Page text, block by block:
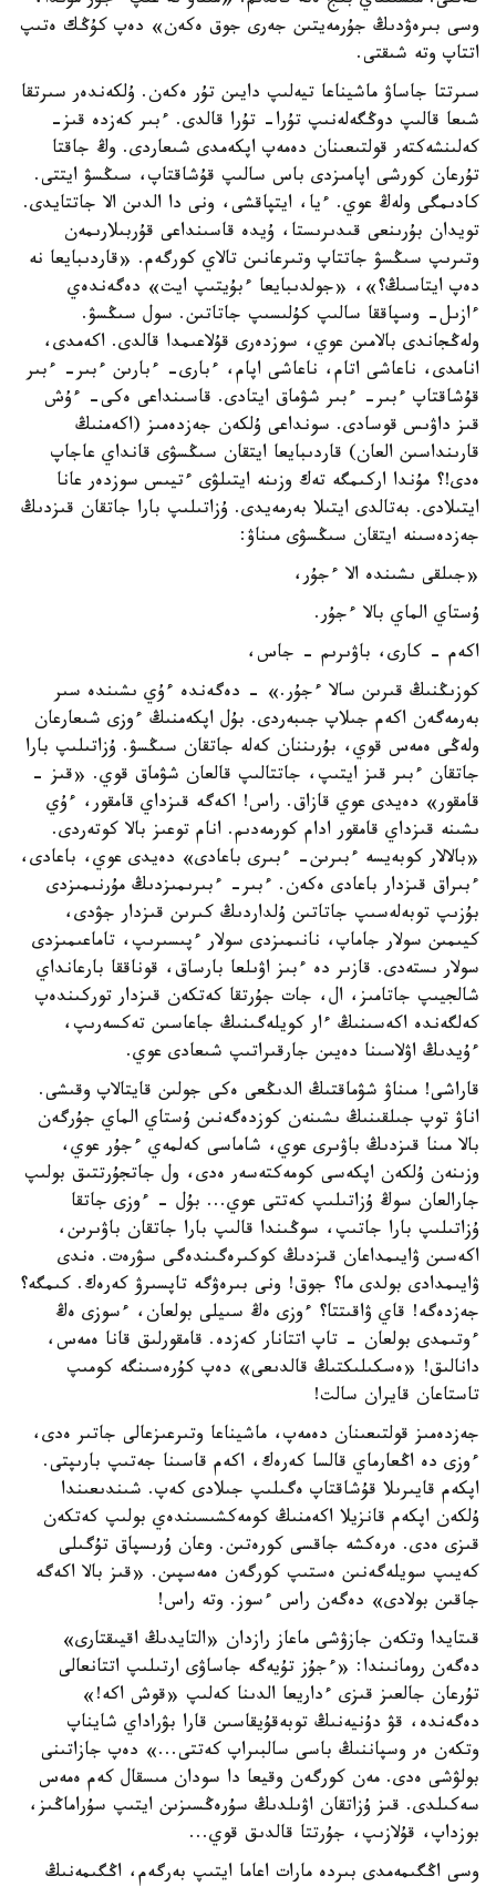
وسى بىرەۋدىڭ جۇرمەيتىن جەرى جوق ەكەن» دەپ كۇڭك ەتىپ
اتتاپ وتە شىقتى.
سىرتتا جاساۋ ماشيناعا تيەلىپ دايىن تۇر ەكەن. ۇلكەندەر سىرتقا
شىعا قالىپ دوڭگەلەنىپ تۇرا- تۇرا قالدى. ءبىر كەزدە قىز-
كەلىنشەكتەر قولتىعىنان دەمەپ اپكەمدى شىعاردى. وڭ جاقتا
تۇرعان كورشى اپامىزدى باس سالىپ قۇشاقتاپ، سىڭسۋ ايتتى.
كادىمگى ولەڭ عوي. ءيا، ايتپاقشى، ونى دا الدىن الا جاتتايدى.
تويدان بۇرىنعى قىدىرىستا، ۇيدە قاسىنداعى قۇربىلارىمەن
وتىرىپ سىڭسۋ جاتتاپ وتىرعانىن تالاي كورگەم. «قاردىبايعا نە
دەپ ايتاسىڭ؟»، «جولدىبايعا ءبۇيتىپ ايت» دەگەندەي
ءازىل- وسپاققا سالىپ كۇلىسىپ جاتاتىن. سول سىڭسۋ.
ولەڭجاندى بالامىن عوي، سوزدەرى قۇلاعىمدا قالدى. اكەمدى،
انامدى، ناعاشى اتام، ناعاشى اپام، ءبارى- ءبارىن ءبىر- ءبىر
قۇشاقتاپ ءبىر- ءبىر شۋماق ايتادى. قاسىنداعى ەكى- ءۇش
قىز داۋىس قوسادى. سونداعى ۇلكەن جەزدەمىز (اكەمنىڭ
قارىنداسىن العان) قاردىبايعا ايتقان سىڭسۋى قانداي عاجاپ
ەدى!؟ مۇندا اركىمگە تەك وزىنە ايتىلۋى ءتيىس سوزدەر عانا
ايتىلادى. بەتالدى ايتىلا بەرمەيدى. ۇزاتىلىپ بارا جاتقان قىزدىڭ
جەزدەسىنە ايتقان سىڭسۋى مىناۋ:
«جىلقى ىشىندە الا ءجۇر،
ۇستاي الماي بالا ءجۇر.
اكەم - كارى، باۋىرىم - جاس،
كوزىڭنىڭ قىرىن سالا ءجۇر.» - دەگەندە ءۇي ىشىندە سىر
بەرمەگەن اكەم جىلاپ جىبەردى. بۇل اپكەمنىڭ ءوزى شىعارعان
ولەڭى ەمەس قوي، بۇرىننان كەلە جاتقان سىڭسۋ. ۇزاتىلىپ بارا
جاتقان ءبىر قىز ايتىپ، جاتتالىپ قالعان شۋماق قوي. «قىز -
قامقور» دەيدى عوي قازاق. راس! اكەگە قىزداي قامقور، ءۇي
ىشىنە قىزداي قامقور ادام كورمەدىم. انام توعىز بالا كوتەردى.
«بالالار كوبەيسە ءبىرىن- ءبىرى باعادى» دەيدى عوي، باعادى،
ءبىراق قىزدار باعادى ەكەن. ءبىر- ءبىرىمىزدىڭ مۇرنىمىزدى
بۇزىپ توبەلەسىپ جاتاتىن ۇلداردىڭ كىرىن قىزدار جۋدى،
كيىمىن سولار جاماپ، نانىمىزدى سولار ءپىسىرىپ، تاماعىمىزدى
سولار ىستەدى. قازىر دە ءبىز اۋىلعا بارساق، قوناققا بارعانداي
شالجيىپ جاتامىز، ال، جات جۇرتقا كەتكەن قىزدار توركىندەپ
كەلگەندە اكەسىنىڭ ءار كويلەگىنىڭ جاعاسىن تەكسەرىپ،
ءۇيدىڭ اۋلاسىنا دەيىن جارقىراتىپ شىعادى عوي.
قاراشى! مىناۋ شۋماقتىڭ الدىڭعى ەكى جولىن قايتالاپ وقىشى.
اناۋ توپ جىلقىنىڭ ىشىنەن كوزدەگەنىن ۇستاي الماي جۇرگەن
بالا مىنا قىزدىڭ باۋىرى عوي، شاماسى كەلمەي ءجۇر عوي،
وزىنەن ۇلكەن اپكەسى كومەكتەسەر ەدى، ول جاتجۇرتتىق بولىپ
جارالعان سوڭ ۇزاتىلىپ كەتتى عوي... بۇل - ءوزى جاتقا
ۇزاتىلىپ بارا جاتىپ، سوڭىندا قالىپ بارا جاتقان باۋىرىن،
اكەسىن ۋايىمداعان قىزدىڭ كوكىرەگىندەگى سۋرەت. ەندى
ۋايىمدادى بولدى ما؟ جوق! ونى بىرەۋگە تاپسىرۋ كەرەك. كىمگە؟
جەزدەگە! قاي ۋاقىتتا؟ ءوزى ەڭ سىيلى بولعان، ءسوزى ەڭ
ءوتىمدى بولعان - تاپ اتتانار كەزدە. قامقورلىق قانا ەمەس،
دانالىق! «ەسكىلىكتىڭ قالدىعى» دەپ كۇرەسىنگە كومىپ
تاستاعان قايران سالت!
جەزدەمىز قولتىعىنان دەمەپ، ماشيناعا وتىرعىزعالى جاتىر ەدى،
ءوزى دە اڭعارماي قالسا كەرەك، اكەم قاسىنا جەتىپ بارىپتى.
اپكەم قايىرىلا قۇشاقتاپ ەگىلىپ جىلادى كەپ. شىندىعىندا
ۇلكەن اپكەم قانزيلا اكەمنىڭ كومەكشىسىندەي بولىپ كەتكەن
قىزى ەدى. ەرەكشە جاقسى كورەتىن. وعان ۇرىسپاق تۇگىلى
كەيىپ سويلەگەنىن ەستىپ كورگەن ەمەسپىن. «قىز بالا اكەگە
جاقىن بولادى» دەگەن راس ءسوز. وتە راس!
قىتايدا وتكەن جازۋشى ماعاز رازدان «التايدىڭ اقيىقتارى»
دەگەن رومانىندا: «ءجۇز تۇيەگە جاساۋى ارتىلىپ اتتانعالى
تۇرعان جالعىز قىزى ءداريعا الدىنا كەلىپ «قوش اكە!»
دەگەندە، قۋ دۇنيەنىڭ توبەقۇيقاسىن قارا بۋراداي شايناپ
وتكەن ەر وسپاننىڭ باسى سالبىراپ كەتتى...» دەپ جازاتىنى
بولۋشى ەدى. مەن كورگەن وقيعا دا سودان مىسقال كەم ەمەس
سەكىلدى. قىز ۇزاتقان اۋىلدىڭ سۇرەڭسىزىن ايتىپ سۇراماڭىز،
بوزداپ، قۇلازىپ، جۇرتتا قالدىق قوي...
وسى اڭگىمەمدى بىردە مارات اعاما ايتىپ بەرگەم، اڭگىمەنىڭ